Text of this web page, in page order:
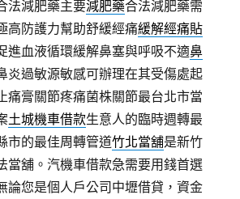
法減肥藥主要減肥藥合法減肥藥需
高防護力幫助舒緩經痛緩解經痛貼
進血液循環緩解鼻塞與呼吸不適鼻
炎過敏源敏感可辦理在其受傷處起
痛膏關節疼痛菌株關節最台北市當
土城機車借款生意人的臨時週轉最
市的最佳周轉管道竹北當舖是新竹
當舖。汽機車借款急需要用錢首選
論您是個人戶公司中壢借貸，資金